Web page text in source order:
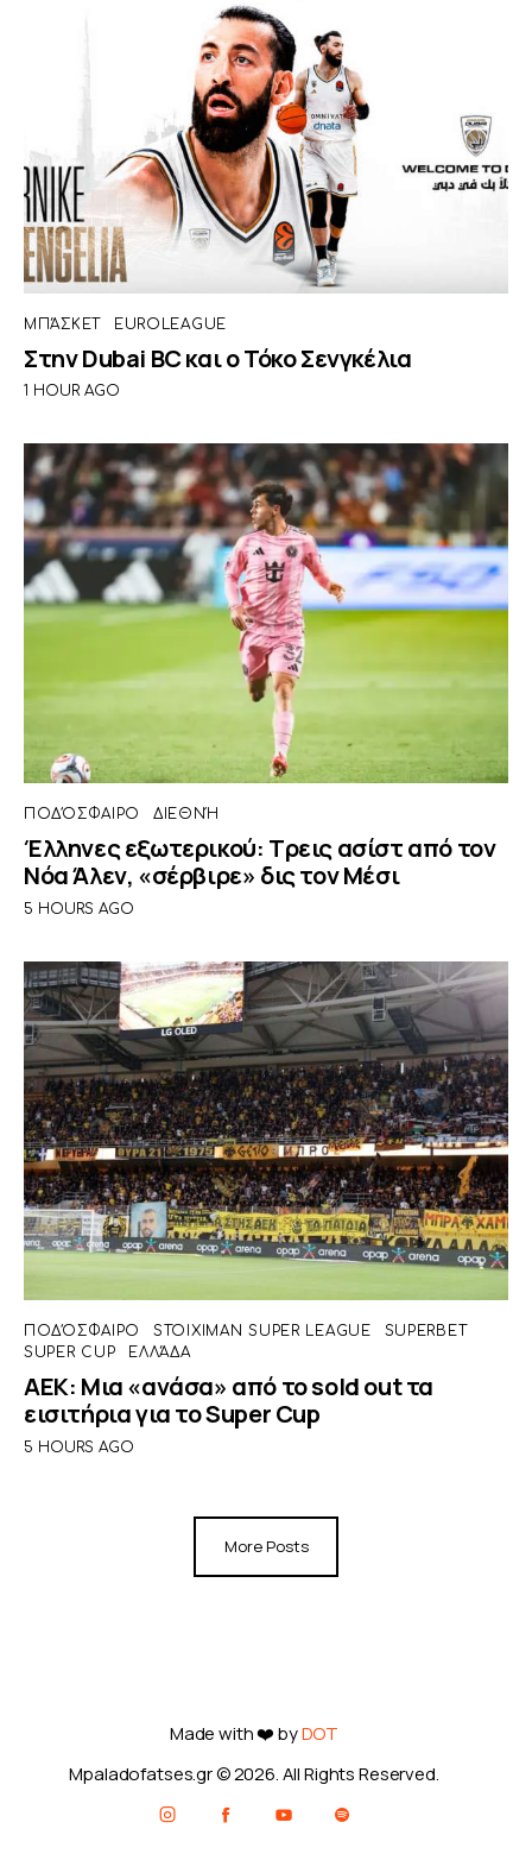
ΜΠΆΣΚΕΤ EUROLEAGUE
Στην Dubai BC και ο Τόκο Σενγκέλια
1 HOUR AGO
ΠΟΔΌΣΦΑΙΡΟ ΔΙΕΘΝΉ
Έλληνες εξωτερικού: Τρεις ασίστ από τον
Νόα Άλεν, «σέρβιρε» δις τον Μέσι
5 HOURS AGO
ΠΟΔΌΣΦΑΙΡΟ STOIXIMAN SUPER LEAGUE
SUPERBET
SUPER CUP
ΕΛΛΆΔΑ
ΑΕΚ: Μια «ανάσα» από το sold out τα
εισιτήρια για το Super Cup
5 HOURS AGO
More Posts
Made with ❤️ byDOT
Mpaladofatses.gr © 2026. All Rights Reserved.